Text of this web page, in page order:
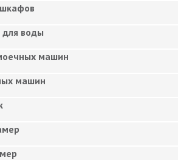
для воды
машин
машин